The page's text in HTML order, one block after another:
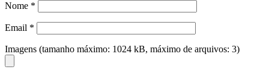
Nome *
Email *
Imagens (tamanho máximo: 1024 kB, máximo de arquivos: 3)